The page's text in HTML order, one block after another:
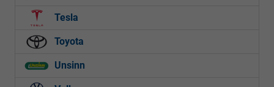
Tesla
Toyota
Unsinn